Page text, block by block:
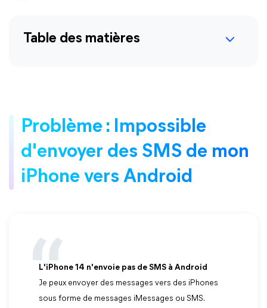
Table des matières
Problème : Impossible
d'envoyer des SMS de mon
iPhone vers Android
L'iPhone 14 n'envoie pas de SMS à Android
Je peux envoyer des messages vers des iPhones
sous forme de messages iMessages ou SMS.